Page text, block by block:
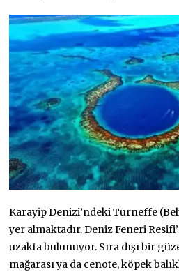
Karayip Denizi’ndeki Turneffe
yer almaktadır. Deniz Feneri
uzakta bulunuyor. Sıra dışı bir
mağarası ya da cenote, köpek